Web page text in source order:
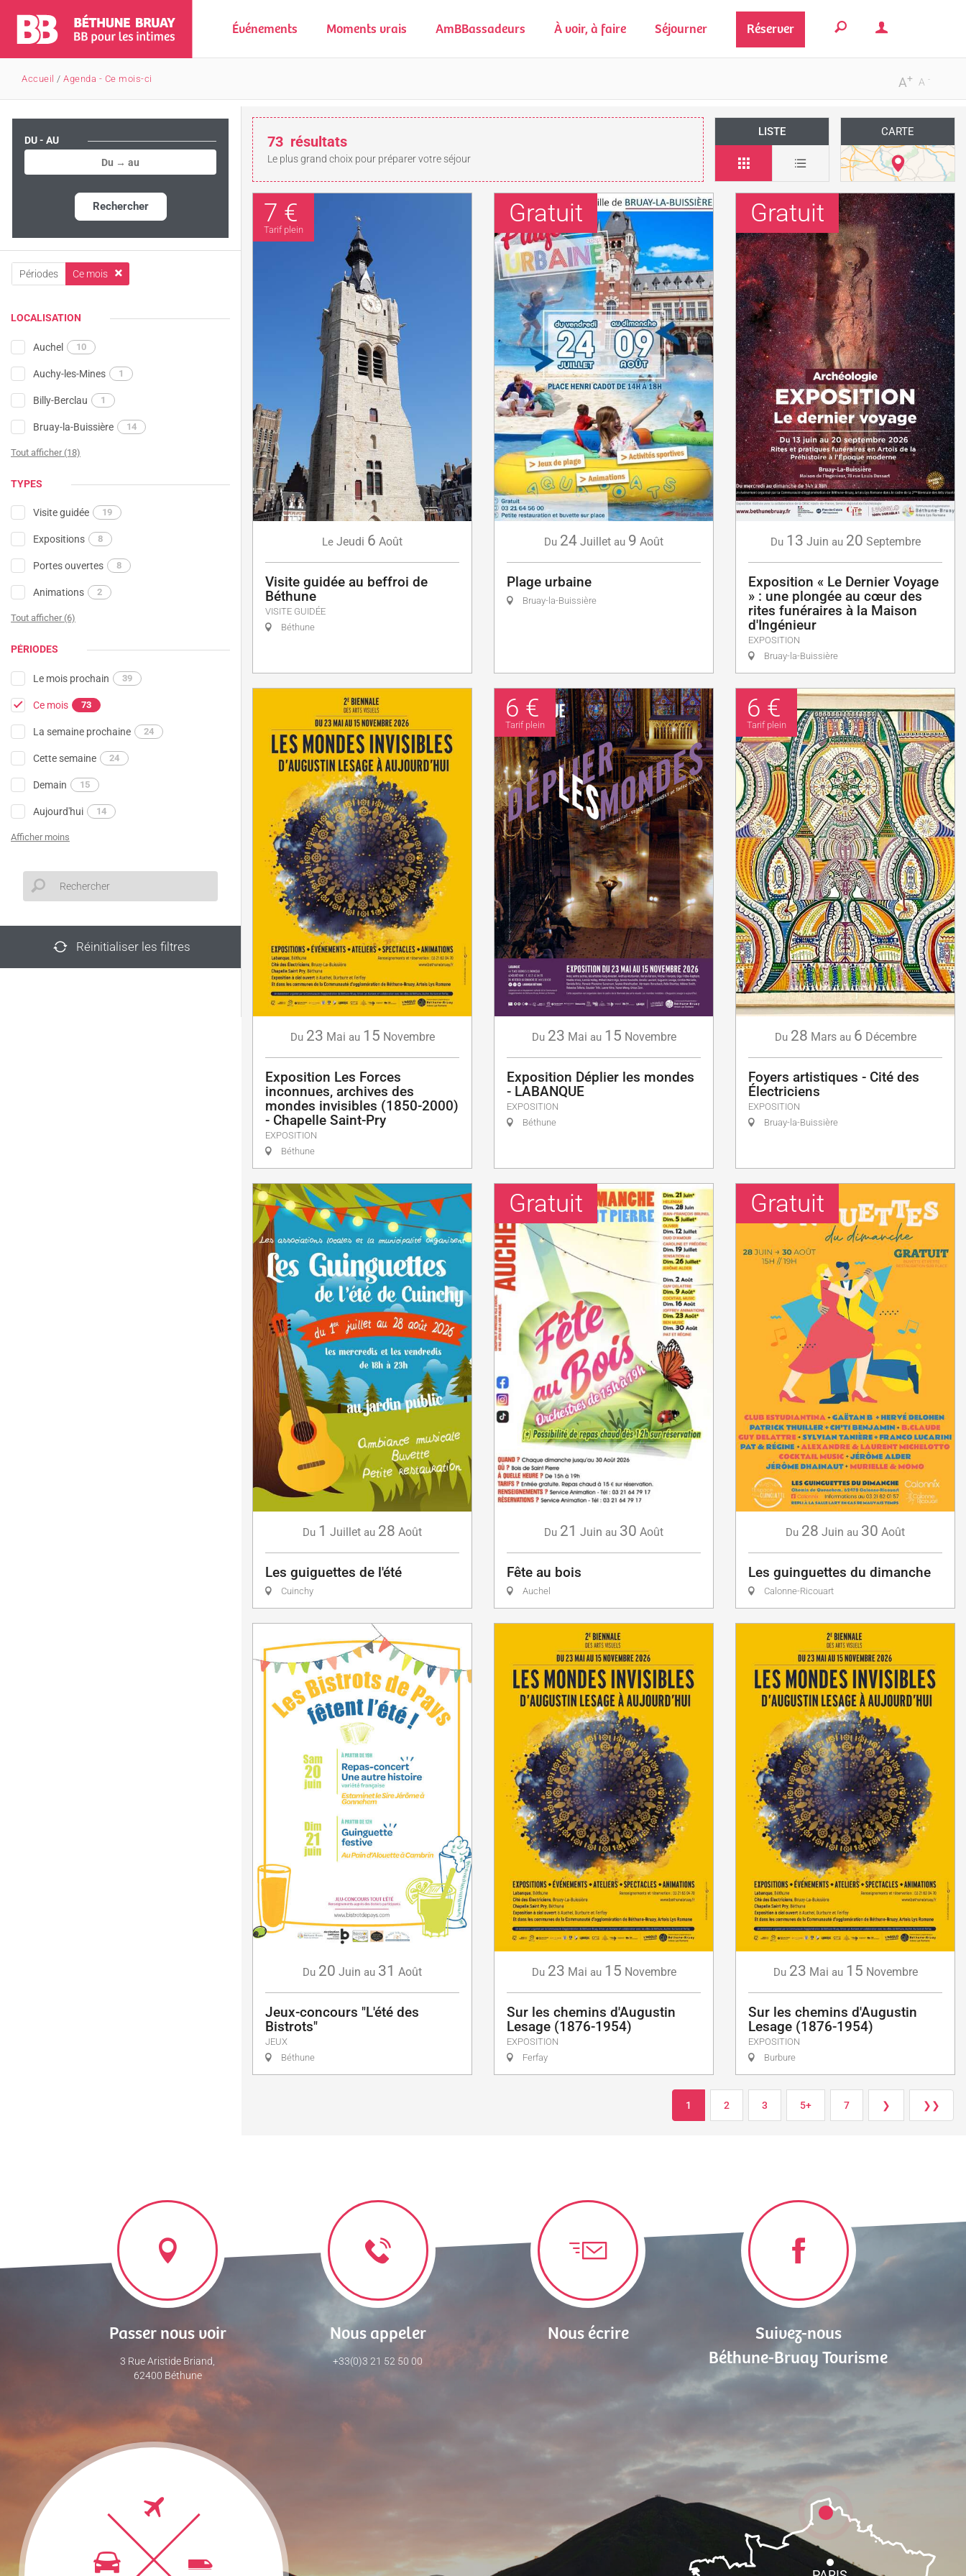
Événements Moments vrais AmBBassadeurs À voir, à faire Séjourner Réserver
-
A
+
A
Accueil / Agenda - Ce mois-ci
DU - AU
Rechercher
Périodes Ce mois
LOCALISATION
Auchel 10
Auchy-les-Mines 1
Billy-Berclau 1
Bruay-la-Buissière 14
Tout afficher (18)
TYPES
Visite guidée 19
Expositions 8
Portes ouvertes 8
Animations 2
Tout afficher (6)
PÉRIODES
Le mois prochain 39
Ce mois 73
La semaine prochaine 24
Cette semaine 24
Demain 15
Aujourd'hui 14
Afficher moins
Réinitialiser les filtres
73 résultats
Le plus grand choix pour préparer votre séjour
LISTE CARTE
7 €
Tarif plein
Le Jeudi 6 Août
Visite guidée au beffroi de
Béthune
VISITE GUIDÉE
Béthune
Gratuit
Du 24 Juillet au 9 Août
Plage urbaine
Bruay-la-Buissière
Gratuit
Du 13 Juin au 20 Septembre
Exposition « Le Dernier Voyage
» : une plongée au cœur des
rites funéraires à la Maison
d'Ingénieur
EXPOSITION
Bruay-la-Buissière
Du 23 Mai au 15 Novembre
Exposition Les Forces
inconnues, archives des
mondes invisibles (1850-2000)
- Chapelle Saint-Pry
EXPOSITION
Béthune
6 €
Tarif plein
Du 23 Mai au 15 Novembre
Exposition Déplier les mondes
- LABANQUE
EXPOSITION
Béthune
6 €
Tarif plein
Du 28 Mars au 6 Décembre
Foyers artistiques - Cité des
Électriciens
EXPOSITION
Bruay-la-Buissière
Du 1 Juillet au 28 Août
Les guiguettes de l'été
Cuinchy
Gratuit
Du 21 Juin au 30 Août
Fête au bois
Auchel
Gratuit
Du 28 Juin au 30 Août
Les guinguettes du dimanche
Calonne-Ricouart
Du 20 Juin au 31 Août
Jeux-concours "L'été des
Bistrots"
JEUX
Béthune
Du 23 Mai au 15 Novembre
Sur les chemins d'Augustin
Lesage (1876-1954)
EXPOSITION
Ferfay
Du 23 Mai au 15 Novembre
Sur les chemins d'Augustin
Lesage (1876-1954)
EXPOSITION
Burbure
1 2 3 5+ 7 ❯ ❯❯
Passer nous voir
3 Rue Aristide Briand,
62400 Béthune
Nous appeler
+33(0)3 21 52 50 00
Nous écrire
Suivez-nous
Béthune-Bruay Tourisme